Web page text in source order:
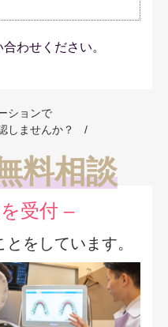
わせください。
ションで
しませんか？
料相談
受付 –
をしています。